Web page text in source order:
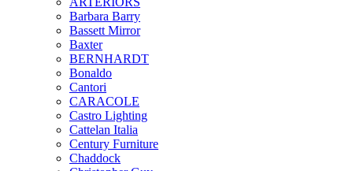
Barbara Barry
Bassett Mirror
Baxter
BERNHARDT
Bonaldo
Cantori
CARACOLE
Castro Lighting
Cattelan Italia
Century Furniture
Chaddock